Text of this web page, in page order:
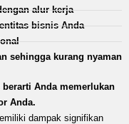
alur kerja
bisnis Anda
sehingga kurang nyaman
Anda memerlukan
Anda.
dampak signifikan